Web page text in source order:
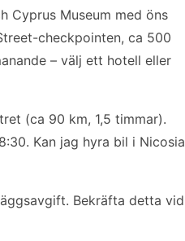
Cyprus Museum med öns
checkpointen, ca 500
– välj ett hotell eller
(ca 90 km, 1,5 timmar).
Kan jag hyra bil i Nicosia
Bekräfta detta vid